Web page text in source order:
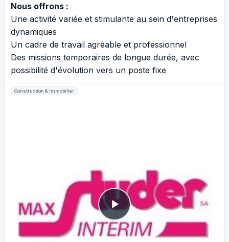
Nous offrons :
Une activité variée et stimulante au sein d'entreprises
dynamiques
Un cadre de travail agréable et professionnel
Des missions temporaires de longue durée, avec
possibilité d'évolution vers un poste fixe
Construction & Immobilier